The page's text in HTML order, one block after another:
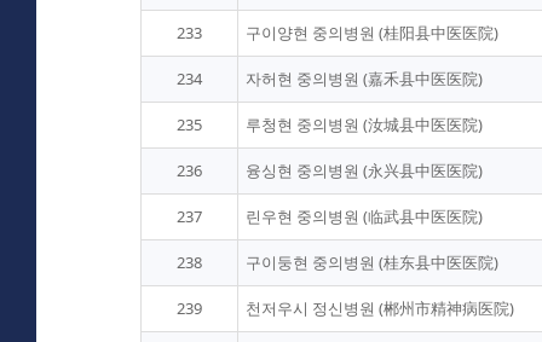
233 구이양현 중의병원 (桂阳县中医医院)
234 자허현 중의병원 (嘉禾县中医医院)
235 루청현 중의병원 (汝城县中医医院)
236 융싱현 중의병원 (永兴县中医医院)
237 린우현 중의병원 (临武县中医医院)
238 구이둥현 중의병원 (桂东县中医医院)
239 천저우시 정신병원 (郴州市精神病医院)